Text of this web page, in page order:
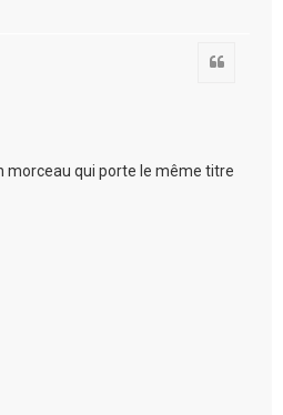
morceau qui porte le même titre